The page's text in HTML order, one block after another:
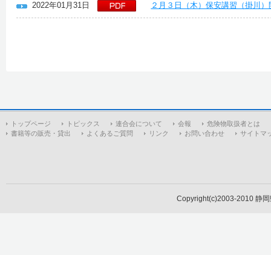
2022年01月31日 ２月３日（木）保安講習（掛川
トップページ トピックス 連合会について 会報
危険物取扱者とは
書籍等の販売・貸出
よくあるご質問 リンク お問い合わせ サイトマ
Copyright(c)2003-2010 静